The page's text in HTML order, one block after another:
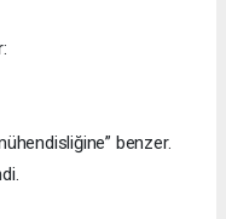
benzer.